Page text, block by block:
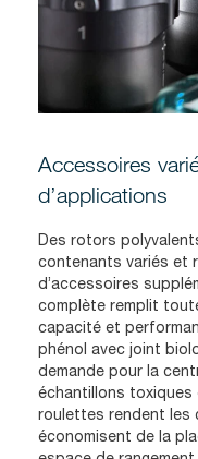
Accessoires
d’applications
Des rotors
contenants variés et
d’accessoires
complète remplit
capacité et
phénol avec joint
demande pour la
échantillons toxiques
roulettes rendent les
économisent de la